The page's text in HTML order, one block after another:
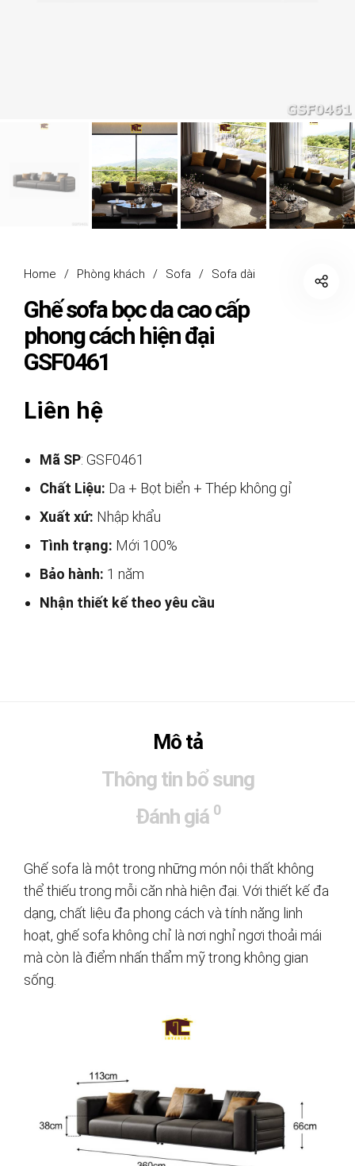
Home / Phòng khách / Sofa / Sofa dài
Ghế sofa bọc da cao cấp
phong cách hiện đại
GSF0461
Liên hệ
Mã SP: GSF0461
Chất Liệu: Da + Bọt biển + Thép không gỉ
Xuất xứ: Nhập khẩu
Tình trạng: Mới 100%
Bảo hành: 1 năm
Nhận thiết kế theo yêu cầu
Mô tả
Thông tin bổ sung
Đánh giá 0
Ghế sofa là một trong những món nội thất không
thể thiếu trong mỗi căn nhà hiện đại. Với thiết kế đa
dạng, chất liệu đa phong cách và tính năng linh
hoạt, ghế sofa không chỉ là nơi nghỉ ngơi thoải mái
mà còn là điểm nhấn thẩm mỹ trong không gian
sống.